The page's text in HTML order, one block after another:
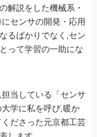
解説をした機械系・
センサの開発・応用
るばかりでなく,セン
って学習の一助にな
当している「センサ
学に私を呼び,暖か
ださった元京都工芸